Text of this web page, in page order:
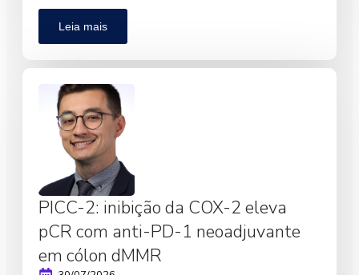
Leia mais
PICC-2: inibição da COX-2 eleva
pCR com anti-PD-1 neoadjuvante
em cólon dMMR